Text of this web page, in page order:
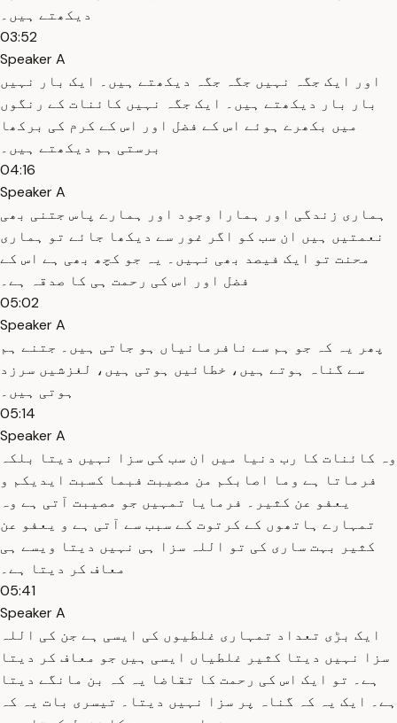
دیکھتے ہیں۔
03:52
Speaker A
اور ایک جگہ نہیں جگہ جگہ دیکھتے ہیں۔ ایک بار نہیں
بار بار دیکھتے ہیں۔ ایک جگہ نہیں کائنات کے رنگوں
میں بکھرے ہوئے اس کے فضل اور اس کے کرم کی برکھا
برستی ہم دیکھتے ہیں۔
04:16
Speaker A
ہماری زندگی اور ہمارا وجود اور ہمارے پاس جتنی بھی
نعمتیں ہیں ان سب کو اگر غور سے دیکھا جائے تو ہماری
محنت تو ایک فیصد بھی نہیں۔ یہ جو کچھ بھی ہے اس کے
فضل اور اس کی رحمت ہی کا صدقہ ہے۔
05:02
Speaker A
پھر یہ کہ جو ہم سے نافرمانیاں ہو جاتی ہیں۔ جتنے ہم
سے گناہ ہوتے ہیں، خطائیں ہوتی ہیں، لغزشیں سرزد
ہوتی ہیں۔
05:14
Speaker A
وہ کائنات کا رب دنیا میں ان سب کی سزا نہیں دیتا بلکہ
فرماتا ہے وما اصابکم من مصیبت فبما کسبت ایدیکم و
یعفو عن کثیر۔ فرمایا تمہیں جو مصیبت آتی ہے وہ
تمہارے ہاتھوں کے کرتوت کے سبب سے آتی ہے و یعفو عن
کثیر بہت ساری کی تو اللہ سزا ہی نہیں دیتا ویسے ہی
معاف کر دیتا ہے۔
05:41
Speaker A
ایک بڑی تعداد تمہاری غلطیوں کی ایسی ہے جن کی اللہ
سزا نہیں دیتا کثیر غلطیاں ایسی ہیں جو معاف کر دیتا
ہے۔ تو ایک اس کی رحمت کا تقاضا یہ کہ بن مانگے دیتا
ہے۔ ایک یہ کہ گناہ پر سزا نہیں دیتا۔ تیسری بات یہ کہ